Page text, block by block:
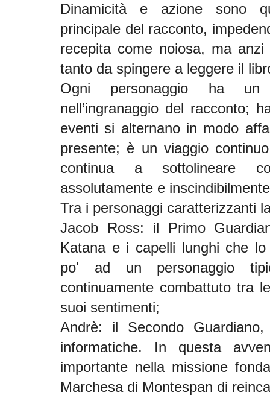
Dinamicità e azione sono
principale del racconto,
recepita come noiosa, ma anzi
tanto da spingere a leggere il
Ogni personaggio ha
nell’ingranaggio del racconto;
eventi si alternano in modo
presente; è un viaggio
continua a sottolineare
assolutamente e
Tra i personaggi caratterizzanti
Jacob Ross: il Primo
Katana e i capelli lunghi che
po' ad un personaggio
continuamente combattuto tra
suoi sentimenti;
Andrè: il Secondo
informatiche. In questa
importante nella missione
Marchesa di Montespan di